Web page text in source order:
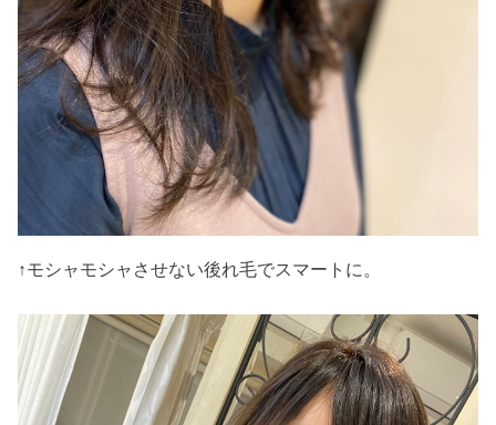
↑モシャモシャさせない後れ毛でスマートに。